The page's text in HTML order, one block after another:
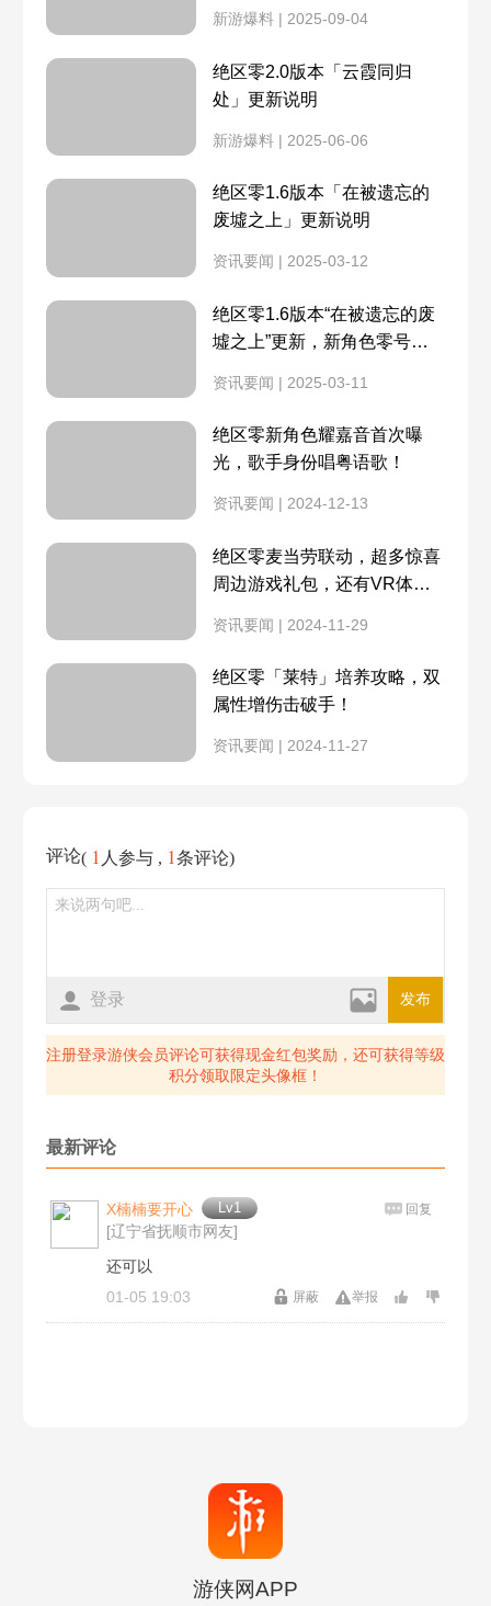
音像店怎么解锁
猫宫又奈介绍 调律测试时间
怎么获得测试资格 调律测试时间
角色CV
官网频道6
手机配置
PV预告片首曝
预约开启
官网地址 商标信息
火」上线
新游爆料 | 2025-09-04
绝区零2.0版本「云霞同归
处」更新说明
新游爆料 | 2025-06-06
绝区零1.6版本「在被遗忘的
废墟之上」更新说明
资讯要闻 | 2025-03-12
绝区零1.6版本“在被遗忘的废
墟之上”更新，新角色零号安
资讯要闻 | 2025-03-11
绝区零新角色耀嘉音首次曝
光，歌手身份唱粤语歌！
资讯要闻 | 2024-12-13
绝区零麦当劳联动，超多惊喜
周边游戏礼包，还有VR体
资讯要闻 | 2024-11-29
绝区零「莱特」培养攻略，双
属性增伤击破手！
资讯要闻 | 2024-11-27
评论( 1 人参与 , 1条评论)
登录 发布
注册登录游侠会员评论可获得现金红包奖励，还可获得等级
积分领取限定头像框！
最新评论
X楠楠要开心 Lv1
[辽宁省抚顺市网友]
回复
还可以
举报
屏蔽
01-05 19:03
游侠网APP